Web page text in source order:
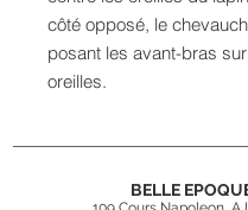
côté opposé, le
posant les avant-bras
oreilles.
BELLE